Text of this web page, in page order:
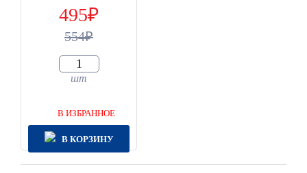
495
554
шт
В ИЗБРАННОЕ
В КОРЗИНУ